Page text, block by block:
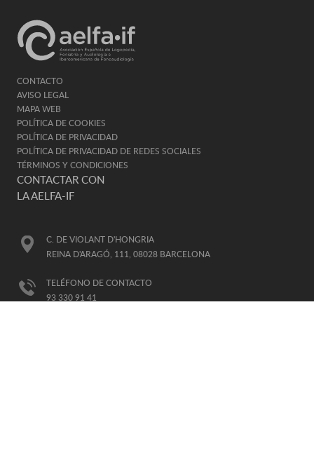
CONTACTO
AVISO LEGAL
MAPA WEB
POLÍTICA DE COOKIES
POLÍTICA DE PRIVACIDAD
POLÍTICA DE PRIVACIDAD DE REDES SOCIALES
TÉRMINOS Y CONDICIONES
CONTACTAR CON
LA AELFA-IF
C. DE VIOLANT D'HONGRIA
REINA D'ARAGÓ, 111, 08028 BARCELONA
TELÉFONO DE CONTACTO
93 330 91 41